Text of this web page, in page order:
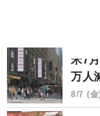
米7
万人
8/7 (